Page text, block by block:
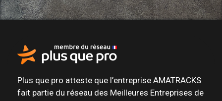
Plus que pro atteste que l’entreprise AMATRACKS
fait partie du réseau des Meilleures Entreprises de